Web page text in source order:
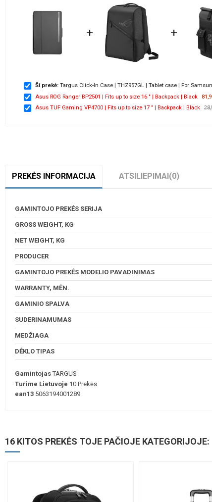
+ +
Ši prekė: Targus Click-In Case | THZ957GL | Tablet case | For
Asus ROG Ranger BP2501 | Fits up to size 16 " | Backpack | Black
Asus TUF Gaming VP4700 | Fits up to size 17 " | Backpack | Black
PREKĖS INFORMACIJA ATSILIEPIMAI(0)
GAMINTOJO PREKĖS SERIJA
GROSS WEIGHT, KG
NET WEIGHT, KG
PRODUCER
GAMINTOJO PREKĖS MODELIO PAVADINIMAS
WARRANTY, MĖN.
GAMINIO SPALVA
SUDERINAMUMAS
MEDŽIAGA
DĖKLO TIPAS
Gamintojas TARGUS
Turime Lietuvoje 10 Prekės
ean13 5063194001289
16 KITOS PREKĖS TOJE PAČIOJE KATEGORIJOJE: